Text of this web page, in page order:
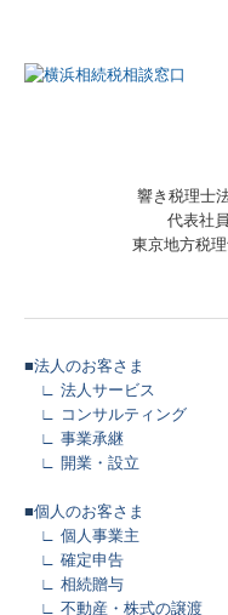
響き税理士
代表社
東京地方税
■法人のお客さま
∟ 法人サービス
∟
コンサルティング
∟ 事業承継
∟ 開業・設立
■個人のお客さま
∟ 個人事業主
∟ 確定申告
∟ 相続贈与
∟ 不動産・株式の譲渡